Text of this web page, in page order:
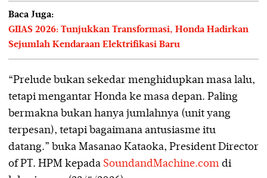
Baca Juga:
GIIAS 2026: Tunjukkan Transformasi, Honda Hadirkan
Sejumlah Kendaraan Elektrifikasi Baru
“Prelude bukan sekedar menghidupkan masa lalu,
tetapi mengantar Honda ke masa depan. Paling
bermakna bukan hanya jumlahnya (unit yang
terpesan), tetapi bagaimana antusiasme itu
datang.” buka Masanao Kataoka, President Director
of PT. HPM kepada SoundandMachine.com di